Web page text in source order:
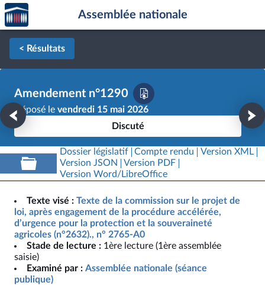
Aller au contenu
Aller en bas de la page
Accèder
à la
page
d'accueil
Assemblée nationale
< Résultats
Amendement n°1290
Déposé le vendredi 15 mai 2026
Discuté
Dossier législatif Compte rendu
Version XML
Version JSON
Version PDF
Version Word/LibreOffice
Texte visé : Texte de la commission sur le projet de
loi, après engagement de la procédure accélérée,
d’urgence pour la protection et la souveraineté
agricoles (n°2632)., n° 2765-A0
Stade de lecture : 1ère lecture (1ère assemblée
saisie)
Examiné par : Assemblée nationale (séance
publique)